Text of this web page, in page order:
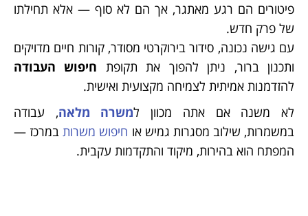
פיטורים הם רגע מאתגר, אך הם לא סוף — אלא תחילתו
של פרק חדש.
עם גישה נכונה, סידור בירוקרטי מסודר, קורות חיים מדויקים
ותכנון ברור, ניתן להפוך את תקופת חיפוש העבודה
להזדמנות אמיתית לצמיחה מקצועית ואישית.
לא משנה אם אתה מכוון למשרה מלאה, עבודה
במשמרות, שילוב מסגרות גמיש או חיפוש משרותבמרכז —
המפתח הוא בהירות, מיקוד והתקדמות עקבית.